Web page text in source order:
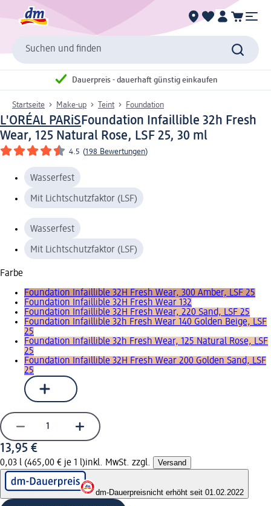
Suchen und finden
Dauerpreis - dauerhaft günstig einkaufen
Startseite Make-up Teint Foundation
L'ORÉAL PARiSFoundation Infaillible 32h Fresh
Wear, 125 Natural Rose, LSF 25, 30 ml
4.5 (198 Bewertungen)
Wasserfest
Mit Lichtschutzfaktor (LSF)
Wasserfest
Mit Lichtschutzfaktor (LSF)
Farbe
Foundation Infaillible 32H Fresh Wear, 300 Amber, LSF 25
Foundation Infaillible 32H Fresh Wear 132
Foundation Infaillible 32H Fresh Wear, 220 Sand, LSF 25
Foundation Infaillible 32h Fresh Wear 140 Golden Beige, LSF
25
Foundation Infaillible 32h Fresh Wear, 125 Natural Rose, LSF
25
Foundation Infaillible 32H Fresh Wear 200 Golden Sand, LSF
25
13,95 €
0,03 l (465,00 € je 1 l)inkl. MwSt. zzgl. Versand
dm-Dauerpreisnicht erhöht seit 01.02.2022